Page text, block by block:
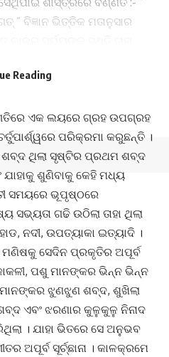
” ବିଜ୍ଞାନ ଭିତ୍ତିକ ମତାନୁସାର
ଫଳରେ ତାହାର ଖଣ୍ଡବିଖଣ୍ଡିତ
ଏକ ଲୟରେ ଗ୍ରହ ଉପଗ୍ରହ
ପରିକ୍ରମା କରୁଛନ୍ତି ।
ଶବ୍ଦ ଥିଲା ସୃଷ୍ଟିର ପ୍ରଥମ ଶବ୍ଦ
ଯାହାକୁ ଶୁଣିବାକୁ କେହି ମଧ୍ୟ
ସମୟରେ ଭୂପୃଷ୍ଠରେ
ସଭ୍ୟତା ଗଢି ଉଠିଲା ତାହା ଥିଲା
ନଦୀ, ଉପତ୍ୟାକା ଇତ୍ୟାଦି ।
ସେଦିନ ପ୍ରକୃତିର ଅପୂର୍ବ
ପଶୁ ମାନଙ୍କର ଭିନ୍ନ ଭିନ୍ନ
ଝୁଣଝୁଣ ଶବ୍ଦ, ଶୁଖିଲା
ଏବଂ ଝରଣାର କୁଳୁକୁଳୁ ନିନାଦ
। ଯାହା ଭିତରେ ସେ ଅନୁଭବ
ଅପୂର୍ବ ସୂର୍ଚ୍ଛାନା । କାଳକ୍ରମେ
Reading